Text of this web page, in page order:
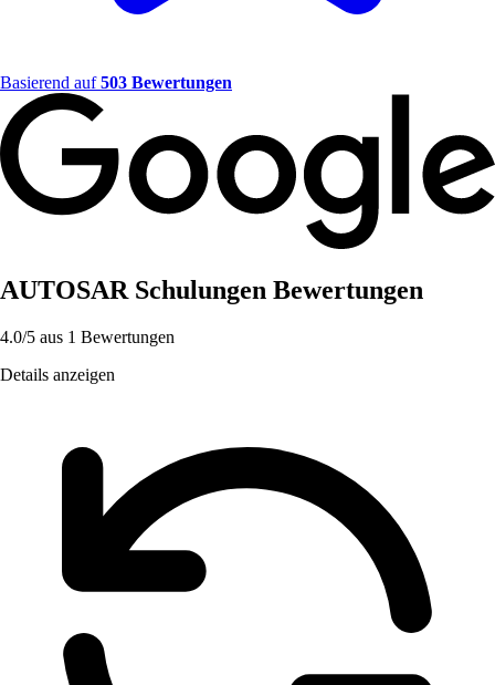
Basierend auf503 Bewertungen
AUTOSAR Schulungen Bewertungen
4.0/5 aus 1 Bewertungen
Details anzeigen